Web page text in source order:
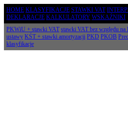
HOME KLASYFIKACJE STAWKI VAT
DEKLARACJE KALKULATORY WSKAŹNIKI
PKWiU + stawki VAT stawki VAT bez względu
ustawy KŚT + stawki amortyzacji PKD PKOB
klasyfikacje